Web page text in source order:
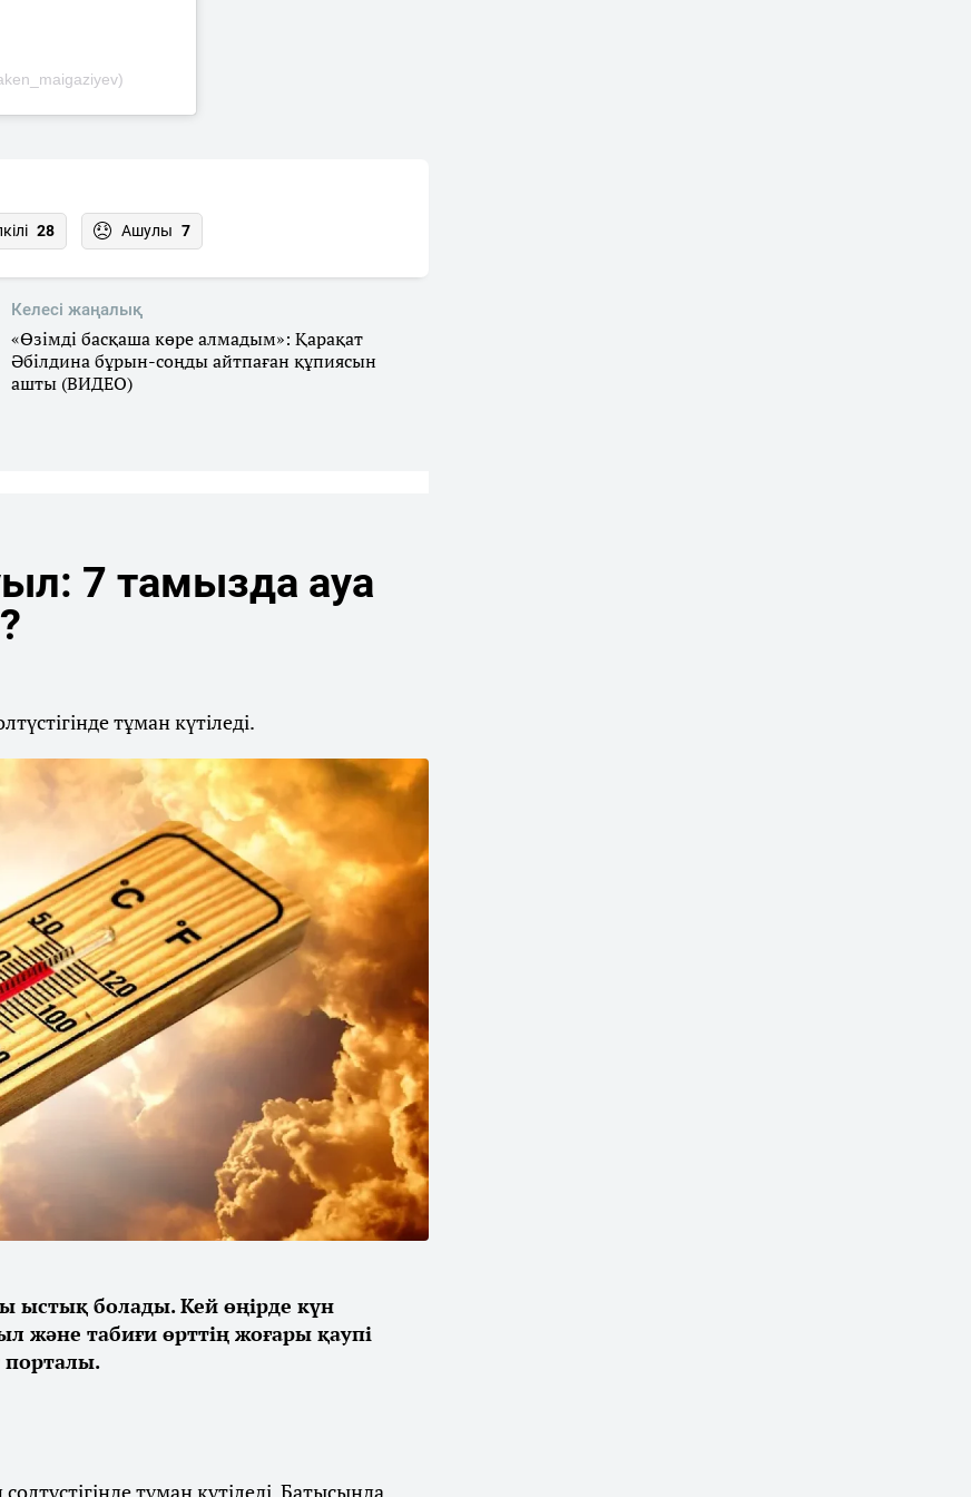
28 Ашулы 7
Келесі жаңалық
«Өзімді басқаша көре алмадым»: Қарақат
Әбілдина бұрын-соңды айтпаған құпиясын
ашты (ВИДЕО)
7 тамызда ауа
тұман күтіледі.
ыстық болады. Кей өңірде күн
және табиғи өрттің жоғары қаупі
порталы.